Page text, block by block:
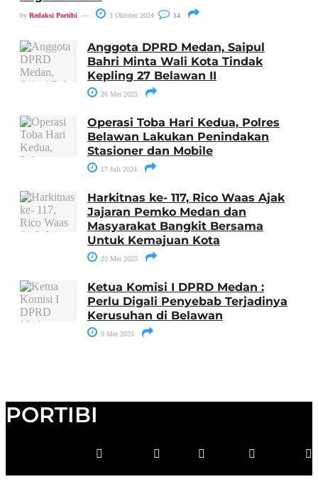
by Redaksi Portibi 3 Oktober 2024 14
Anggota DPRD Medan, Saipul
Bahri Minta Wali Kota Tindak
Kepling 27 Belawan II
26 Mei 2025
Operasi Toba Hari Kedua, Polres
Belawan Lakukan Penindakan
Stasioner dan Mobile
17 Juli 2024
Harkitnas ke- 117, Rico Waas Ajak
Jajaran Pemko Medan dan
Masyarakat Bangkit Bersama
Untuk Kemajuan Kota
20 Mei 2025
Ketua Komisi I DPRD Medan :
Perlu Digali Penyebab Terjadinya
Kerusuhan di Belawan
9 Mei 2025
PORTIBI